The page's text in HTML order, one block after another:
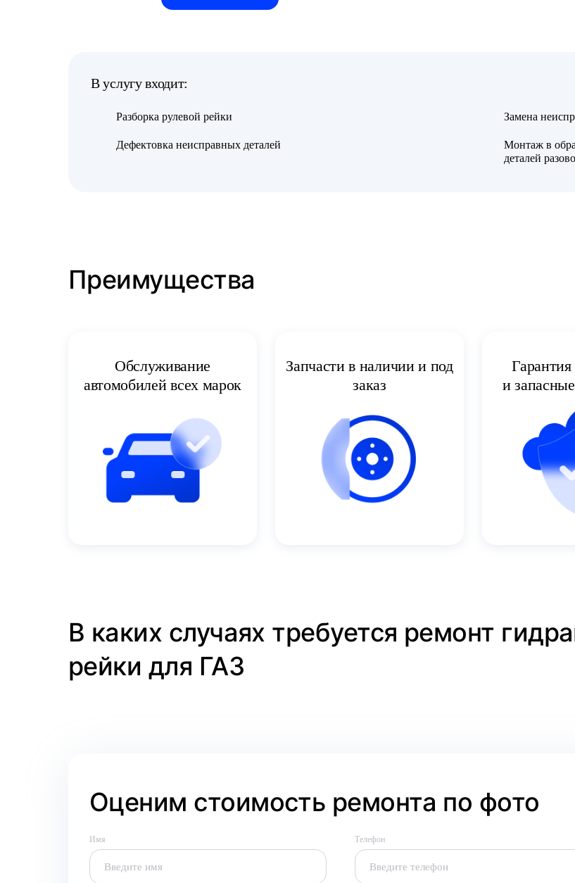
В услугу входит:
Разборка рулевой рейки
Дефектовка неисправных деталей
Замена
Монтаж в
деталей
Преимущества
Обслуживание
автомобилей всех марок
Запчасти в наличии и под
заказ
и
В каких случаях требуется ремонт
рейки для ГАЗ
Оценим стоимость ремонта по фото
Имя Телефон